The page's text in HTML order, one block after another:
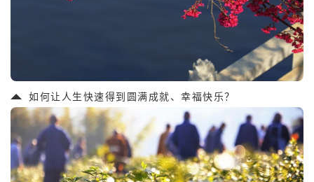
如何让人生快速得到圆满成就、幸福快乐？